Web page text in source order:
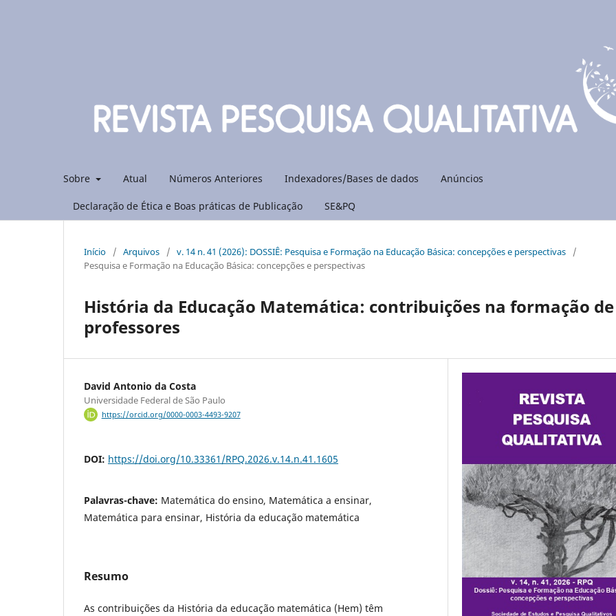
Sobre Atual Números Anteriores Indexadores/Bases de dados Anúncios
Declaração de Ética e Boas práticas de Publicação SE&PQ
Início / Arquivos / v. 14 n. 41 (2026): DOSSIÊ: Pesquisa e Formação na Educação Básica: concepções e perspectivas
/
Pesquisa e Formação na Educação Básica: concepções e perspectivas
História da Educação Matemática: contribuições na formação de
professores
David Antonio da Costa
Universidade Federal de São Paulo
https://orcid.org/0000-0003-4493-9207
DOI: https://doi.org/10.33361/RPQ.2026.v.14.n.41.1605
Palavras-chave: Matemática do ensino, Matemática a ensinar,
Matemática para ensinar, História da educação matemática
Resumo
As contribuições da História da educação matemática (Hem) têm